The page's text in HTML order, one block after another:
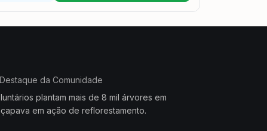
Destaque da Comunidade
plantam mais de 8 mil árvores em
em ação de reflorestamento.